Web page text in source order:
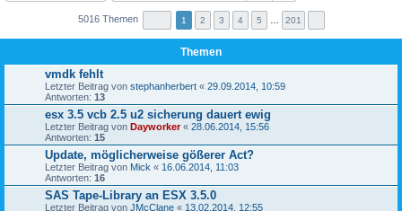
5016 Themen 1 2 3 4 5 201
Themen
vmdk fehlt
Letzter Beitrag von stephanherbert « 29.09.2014, 10:59
Antworten: 13
esx 3.5 vcb 2.5 u2 sicherung dauert ewig
Letzter Beitrag von Dayworker« 28.06.2014, 15:56
Antworten: 15
Update, möglicherweise gößerer Act?
Letzter Beitrag von Mick « 16.06.2014, 11:03
Antworten: 16
SAS Tape-Library an ESX 3.5.0
Letzter Beitrag von JMcClane « 13.02.2014, 12:55